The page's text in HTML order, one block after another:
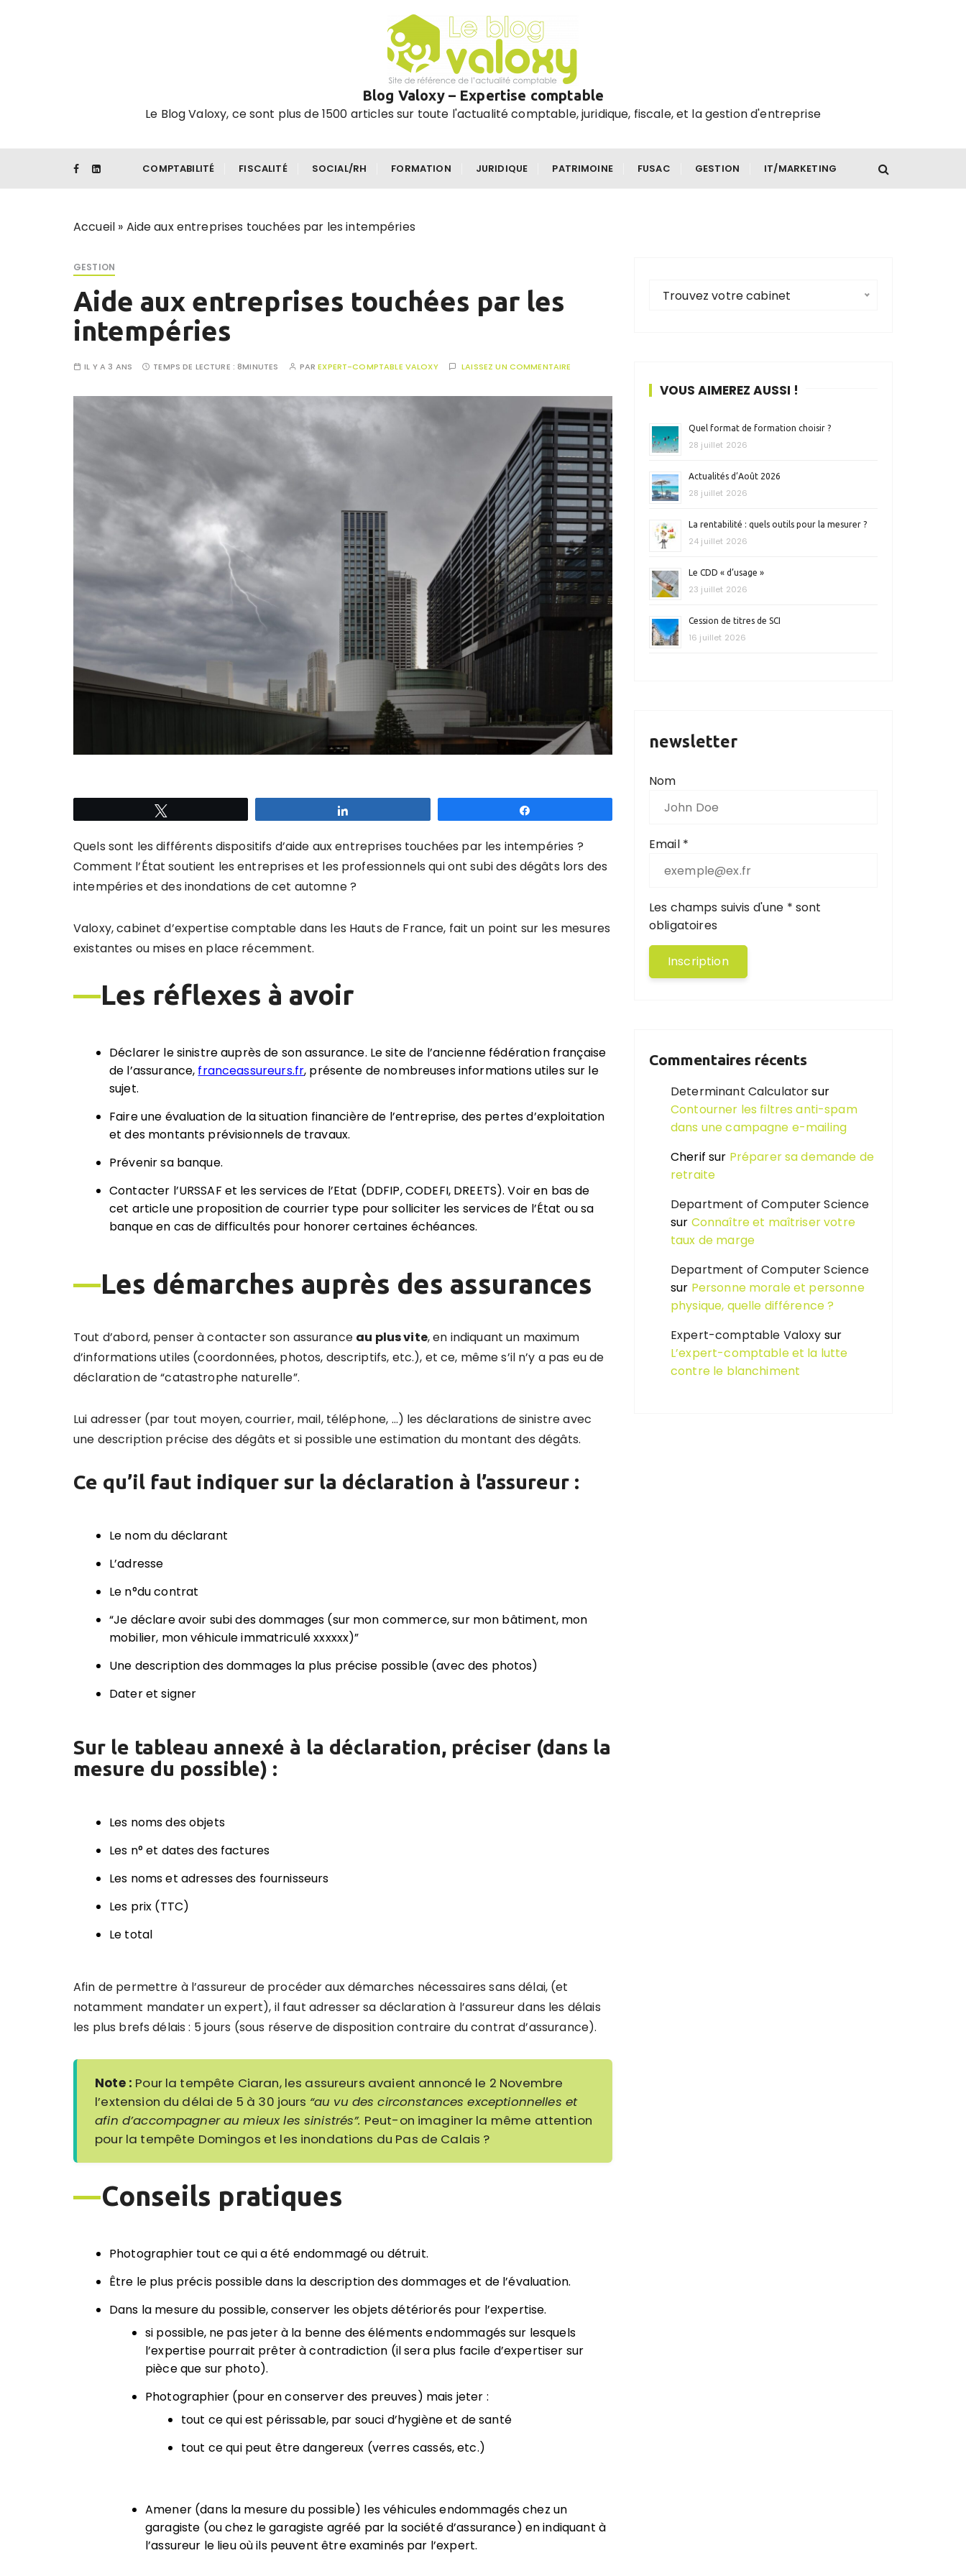
Blog Valoxy – Expertise comptable
Le Blog Valoxy, ce sont plus de 1500 articles sur toute l'actualité comptable, juridique, fiscale, et la gestion d'entreprise
COMPTABILITÉ FISCALITÉ SOCIAL/RH FORMATION JURIDIQUE PATRIMOINE FUSAC GESTION IT/MARKETING
Accueil » Aide aux entreprises touchées par les intempéries
GESTION
Aide aux entreprises touchées par les
intempéries
IL Y A 3 ANS TEMPS DE LECTURE :8MINUTES PAREXPERT-COMPTABLE VALOXY LAISSEZ UN COMMENTAIRE
Quels sont les différents dispositifs d’aide aux entreprises touchées par les intempéries ?
Comment l’État soutient les entreprises et les professionnels qui ont subi des dégâts lors des
intempéries et des inondations de cet automne ?
Valoxy, cabinet d’expertise comptable dans les Hauts de France, fait un point sur les mesures
existantes ou mises en place récemment.
—Les réflexes à avoir
Déclarer le sinistre auprès de son assurance. Le site de l’ancienne fédération française
de l’assurance, franceassureurs.fr, présente de nombreuses informations utiles sur le
sujet.
Faire une évaluation de la situation financière de l’entreprise, des pertes d’exploitation
et des montants prévisionnels de travaux.
Prévenir sa banque.
Contacter l’URSSAF et les services de l’Etat (DDFIP, CODEFI, DREETS). Voir en bas de
cet article une proposition de courrier type pour solliciter les services de l’État ou sa
banque en cas de difficultés pour honorer certaines échéances.
—Les démarches auprès des assurances
Tout d’abord, penser à contacter son assurance au plus vite, en indiquant un maximum
d’informations utiles (coordonnées, photos, descriptifs, etc.), et ce, même s’il n’y a pas eu de
déclaration de “catastrophe naturelle”.
Lui adresser (par tout moyen, courrier, mail, téléphone, …) les déclarations de sinistre avec
une description précise des dégâts et si possible une estimation du montant des dégâts.
Ce qu’il faut indiquer sur la déclaration à l’assureur :
Le nom du déclarant
L’adresse
Le n°du contrat
“Je déclare avoir subi des dommages (sur mon commerce, sur mon bâtiment, mon
mobilier, mon véhicule immatriculé xxxxxx)”
Une description des dommages la plus précise possible (avec des photos)
Dater et signer
Sur le tableau annexé à la déclaration, préciser (dans la
mesure du possible) :
Les noms des objets
Les n° et dates des factures
Les noms et adresses des fournisseurs
Les prix (TTC)
Le total
Afin de permettre à l’assureur de procéder aux démarches nécessaires sans délai, (et
notamment mandater un expert), il faut adresser sa déclaration à l’assureur dans les délais
les plus brefs délais : 5 jours (sous réserve de disposition contraire du contrat d’assurance).
Note : Pour la tempête Ciaran, les assureurs avaient annoncé le 2 Novembre
l’extension du délai de 5 à 30 jours “au vu des circonstances exceptionnelles et
afin d’accompagner au mieux les sinistrés”. Peut-on imaginer la même attention
pour la tempête Domingos et les inondations du Pas de Calais ?
—Conseils pratiques
Photographier tout ce qui a été endommagé ou détruit.
Être le plus précis possible dans la description des dommages et de l’évaluation.
Dans la mesure du possible, conserver les objets détériorés pour l’expertise.
si possible, ne pas jeter à la benne des éléments endommagés sur lesquels
l’expertise pourrait prêter à contradiction (il sera plus facile d’expertiser sur
pièce que sur photo).
Photographier (pour en conserver des preuves) mais jeter :
tout ce qui est périssable, par souci d’hygiène et de santé
tout ce qui peut être dangereux (verres cassés, etc.)
Amener (dans la mesure du possible) les véhicules endommagés chez un
garagiste (ou chez le garagiste agréé par la société d’assurance) en indiquant à
l’assureur le lieu où ils peuvent être examinés par l’expert.
Trouvez votre cabinet
VOUS AIMEREZ AUSSI !
Quel format de formation choisir ?
28 juillet 2026
Actualités d’Août 2026
28 juillet 2026
La rentabilité : quels outils pour la mesurer ?
24 juillet 2026
Le CDD « d’usage »
23 juillet 2026
Cession de titres de SCI
16 juillet 2026
newsletter
Nom
Email *
Les champs suivis d'une * sont
obligatoires
Commentaires récents
Determinant Calculatorsur
Contourner les filtres anti-spam
dans une campagne e-mailing
Cherif sur Préparer sa demande de
retraite
Department of Computer Science
sur Connaître et maîtriser votre
taux de marge
Department of Computer Science
sur Personne morale et personne
physique, quelle différence ?
Expert-comptable Valoxy sur
L’expert-comptable et la lutte
contre le blanchiment